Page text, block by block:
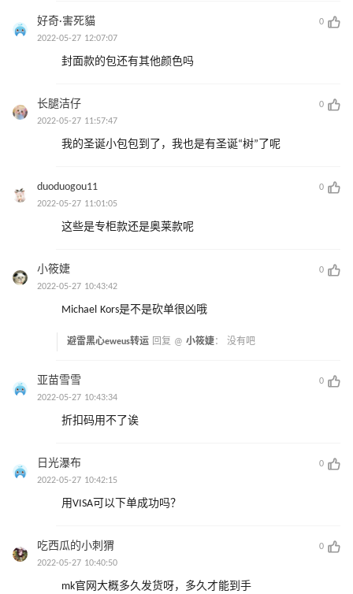
好奇·害死貓
0
2022-05-27 12:07:07
封面款的包还有其他颜色吗
长腿洁仔
0
2022-05-27 11:57:47
我的圣诞小包包到了，我也是有圣诞“树”了呢
duoduogou11
0
2022-05-27 11:01:05
这些是专柜款还是奥莱款呢
小筱婕
0
2022-05-27 10:43:42
Michael Kors是不是砍单很凶哦
避雷黑心eweus转运 回复 @ 小筱婕： 没有吧
亚苗雪雪
0
2022-05-27 10:43:34
折扣码用不了诶
日光瀑布
0
2022-05-27 10:42:15
用VISA可以下单成功吗？
吃西瓜的小刺猬
0
2022-05-27 10:40:50
mk官网大概多久发货呀，多久才能到手